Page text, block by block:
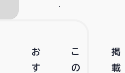
お
す
こ
の
掲
載